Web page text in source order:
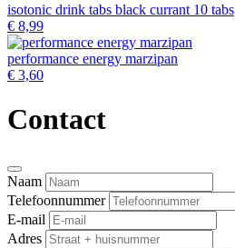
isotonic drink tabs black currant 10 tabs
€ 8,99
performance energy marzipan
€ 3,60
Contact
Naam
Telefoonnummer
E-mail
Adres